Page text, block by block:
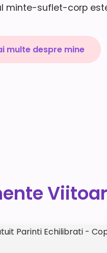
minte-suflet-corp
multe despre mine